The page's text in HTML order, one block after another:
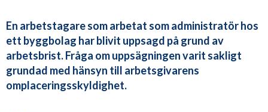
En arbetstagare som arbetat som administratör hos
ett byggbolag har blivit uppsagd på grund av
arbetsbrist. Fråga om uppsägningen varit sakligt
grundad med hänsyn till arbetsgivarens
omplaceringsskyldighet.